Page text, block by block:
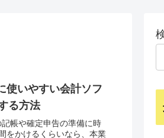
使いやすい会計ソフ
る方法
帳や確定申告の準備に時
をかけるくらいなら、本業